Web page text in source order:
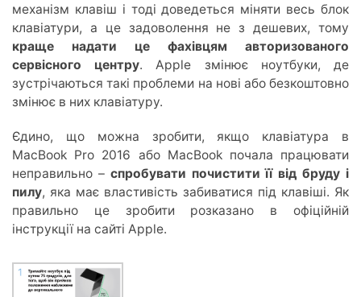
механізм клавіш і тоді доведеться міняти весь блок
клавіатури, а це задоволення не з дешевих, тому
краще надати це фахівцям авторизованого
сервісного центру. Apple змінює ноутбуки, де
зустрічаються такі проблеми на нові або безкоштовно
змінює в них клавіатуру.
Єдино, що можна зробити, якщо клавіатура в
MacBook Pro 2016 або MacBook почала працювати
неправильно – спробувати почистити її від бруду і
пилу, яка має властивість забиватися під клавіші. Як
правильно це зробити розказано в офіційній
інструкції на сайті Apple.